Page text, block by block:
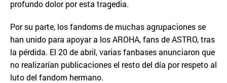
profundo dolor por esta tragedia.
Por su parte, los fandoms de muchas agrupaciones se
han unido para apoyar a los AROHA, fans de ASTRO, tras
la pérdida. El 20 de abril, varias fanbases anunciaron que
no realizarían publicaciones el resto del día por respeto al
luto del fandom hermano.